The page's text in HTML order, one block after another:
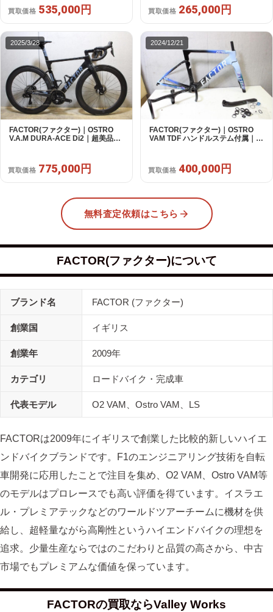
ル｜美品｜買取金額 535,000円
買取価格 535,000円 買取価格 265,000円
2025/3/28
FACTOR(ファクター)｜OSTRO
V.A.M DURA-ACE Di2｜超美品｜
買取価格 775,000円
2024/12/21
FACTOR(ファクター)｜OSTRO
VAM TDF ハンドルステム付属｜超
買取価格 400,000円
無料査定依頼はこちら
FACTOR(ファクター)について
ブランド名 FACTOR (ファクター)
創業国 イギリス
創業年 2009年
カテゴリ ロードバイク・完成車
代表モデル O2 VAM、Ostro VAM、LS
FACTORは2009年にイギリスで創業した比較的新しいハイエ
ンドバイクブランドです。F1のエンジニアリング技術を自転
車開発に応用したことで注目を集め、O2 VAM、Ostro VAM等
のモデルはプロレースでも高い評価を得ています。イスラエ
ル・プレミアテックなどのワールドツアーチームに機材を供
給し、超軽量ながら高剛性というハイエンドバイクの理想を
追求。少量生産ならではのこだわりと品質の高さから、中古
市場でもプレミアムな価値を保っています。
FACTORの買取ならValley Works